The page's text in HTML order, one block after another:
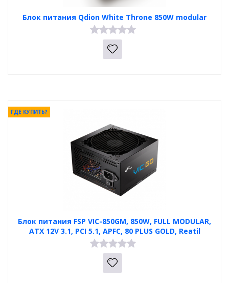
Блок питания Qdion White Throne 850W modular
Блок питания FSP VIC-850GM, 850W, FULL MODULAR,
ATX 12V 3.1, PCI 5.1, APFC, 80 PLUS GOLD, Reatil
ГДЕ КУПИТЬ?